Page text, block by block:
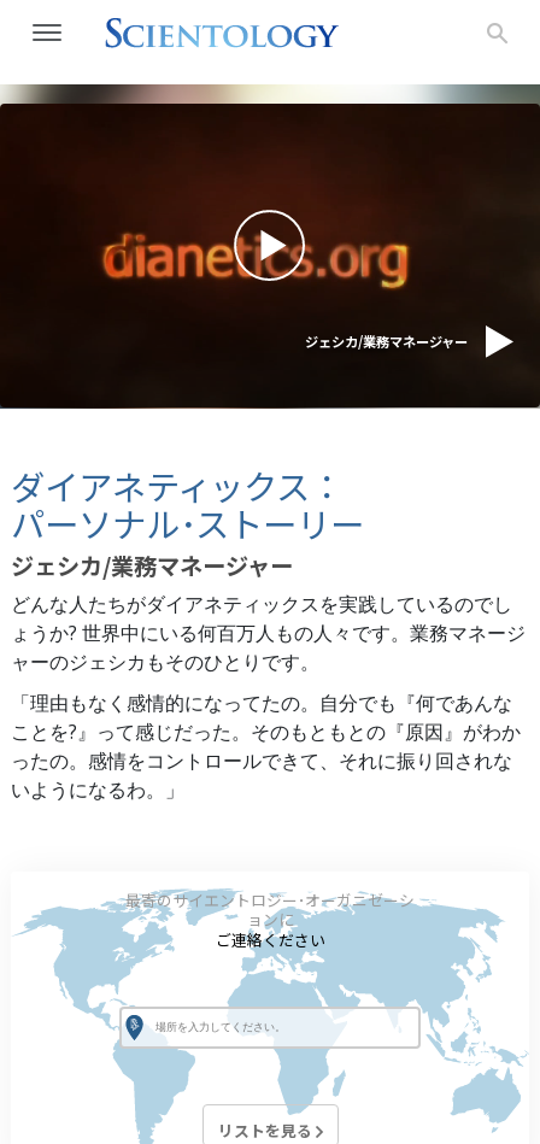
ジェシカ/業務マネージャー
ダイアネティックス：
パーソナル･ストーリー
ジェシカ/業務マネージャー
どんな人たちがダイアネティックスを実践しているのでし
ょうか? 世界中にいる何百万人もの人々です。業務マネージ
ャーのジェシカもそのひとりです。
「理由もなく感情的になってたの。自分でも『何であんな
ことを?』って感じだった。そのもともとの『原因』がわか
ったの。感情をコントロールできて、それに振り回されな
いようになるわ。」
最寄のサイエントロジー･オーガニゼーシ
ョンに
ご連絡ください
リストを見る